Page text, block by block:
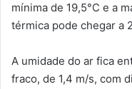
mínima de 19,5°C e a
térmica pode chegar a
A umidade do ar fica
fraco, de 1,4 m/s, com